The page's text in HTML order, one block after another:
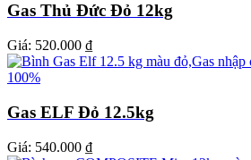
Gas Thủ Đức Đỏ 12kg
Giá: 520.000 ₫
Gas ELF Đỏ 12.5kg
Giá: 540.000 ₫